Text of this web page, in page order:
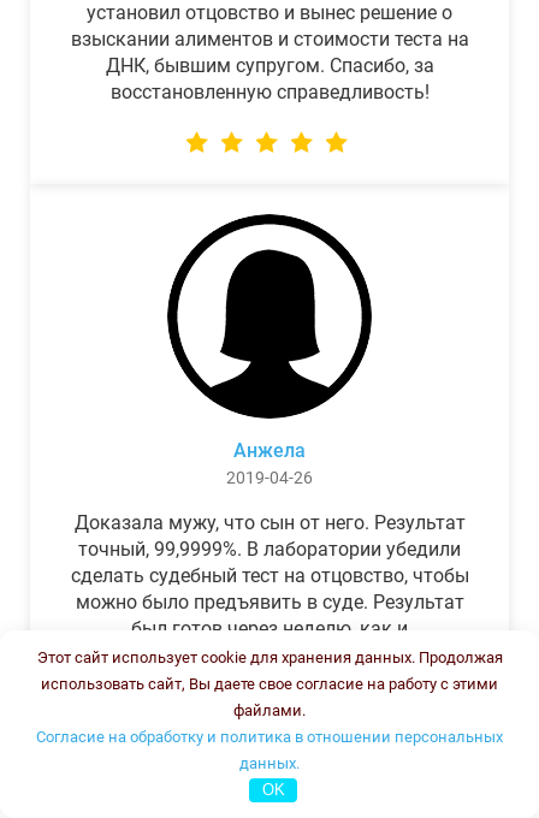
установил отцовство и вынес решение о
взыскании алиментов и стоимости теста на
ДНК, бывшим супругом. Спасибо, за
восстановленную справедливость!
Анжела
2019-04-26
Доказала мужу, что сын от него. Результат
точный, 99,9999%. В лаборатории убедили
сделать судебный тест на отцовство, чтобы
можно было предъявить в суде. Результат
был готов через неделю, как и
обещали.Теперь муж бегает и извиняется.
Этот сайт использует cookie для хранения данных. Продолжая
использовать сайт, Вы даете свое согласие на работу с этими
файлами.
Согласие на обработку и политика в отношении персональных
данных.
OK